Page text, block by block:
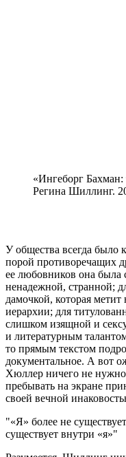
«Ингеборг Бахман:
Регина Шиллинг.
У общества всегда было
порой противоречащих
ее любовников она
ненадежной, странной;
дамочкой, которая
иерархии; для
слишком изящной и
и литературным
то прямым текстом
документальное. А вот
Хюллер ничего не нужно
пребывать на экране
своей вечной
«Я» более не
существует внутри «я»